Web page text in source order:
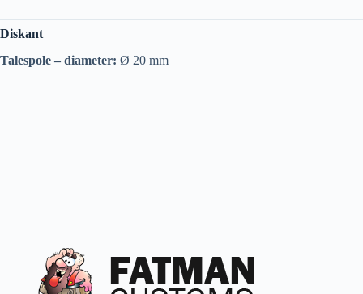
Diskant
Talespole – diameter: Ø 20 mm